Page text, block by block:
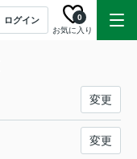
ログイン
お気に入り
0
変更
変更